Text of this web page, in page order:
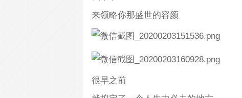
来领略你那盛世的容颜
很早之前